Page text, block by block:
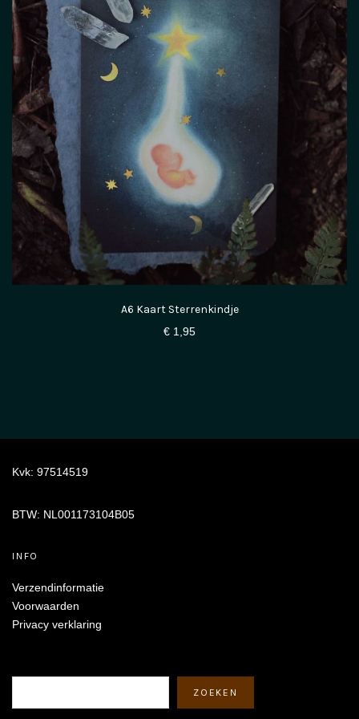
A6 Kaart Sterrenkindje
€ 1,95
Kvk: 97514519
BTW: NL001173104B05
INFO
Verzendinformatie
Voorwaarden
Privacy verklaring
ZOEKEN